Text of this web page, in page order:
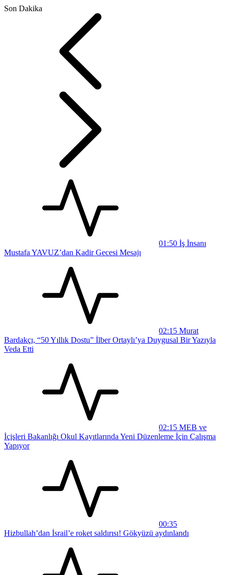
Son Dakika
01:50 İş İnsanı
Mustafa YAVUZ’dan Kadir Gecesi Mesajı
02:15 Murat
Bardakçı, “50 Yıllık Dostu” İlber Ortaylı’ya Duygusal Bir Yazıyla
Veda Etti
02:15 MEB ve
İçişleri Bakanlığı Okul Kayıtlarında Yeni Düzenleme İçin Çalışma
Yapıyor
00:35
Hizbullah’dan İsrail’e roket saldırısı! Gökyüzü aydınlandı